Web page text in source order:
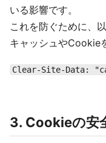
いる影響です。
これを防ぐために、
キャッシュやCookie
Clear-Site-Data:
3. Cookieの安